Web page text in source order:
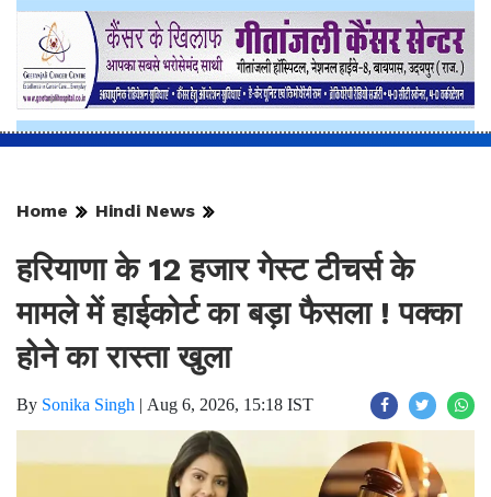
Home Hindi News
हरियाणा के 12 हजार गेस्ट टीचर्स के
मामले में हाईकोर्ट का बड़ा फैसला ! पक्का
होने का रास्ता खुला
By Sonika Singh | Aug 6, 2026, 15:18 IST